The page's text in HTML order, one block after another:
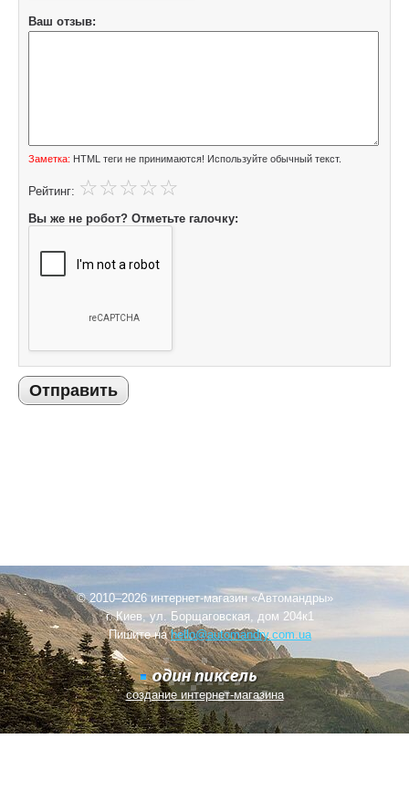
Ваш отзыв:
Заметка: HTML теги не принимаются! Используйте обычный текст.
Рейтинг:
Вы же не робот? Отметьте галочку:
Отправить
© 2010–2026 интернет-магазин «Автомандры»
г. Киев, ул. Борщаговская, дом 204к1
Пишите наhello@automandry.com.ua
создание интернет-магазина